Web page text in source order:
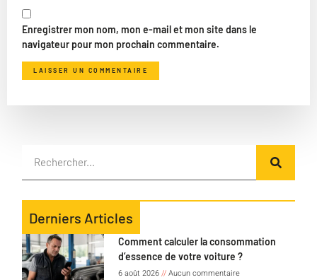
Enregistrer mon nom, mon e-mail et mon site dans le
navigateur pour mon prochain commentaire.
Derniers Articles
Comment calculer la consommation
d’essence de votre voiture ?
6 août 2026 Aucun commentaire